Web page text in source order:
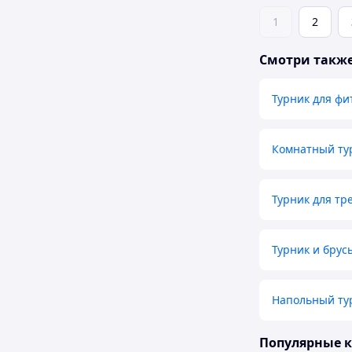
1 2
Смотри
Турник для
Комнатный
Турник для
Турник и
Напольный
Популярные